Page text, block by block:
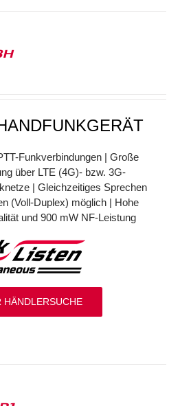
Funkverbindungen | Große
über LTE (4G)- bzw. 3G-
| Gleichzeitiges Sprechen
(Voll-Duplex) möglich | Hohe
und 900 mW NF-Leistung
HÄNDLERSUCHE